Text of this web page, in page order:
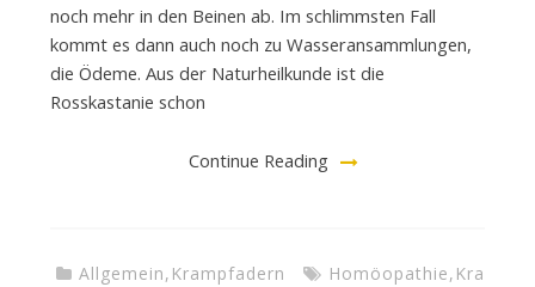
noch mehr in den Beinen ab. Im schlimmsten Fall
kommt es dann auch noch zu Wasseransammlungen,
die Ödeme. Aus der Naturheilkunde ist die
Rosskastanie schon
Continue Reading
Allgemein, Krampfadern Homöopathie, Kra